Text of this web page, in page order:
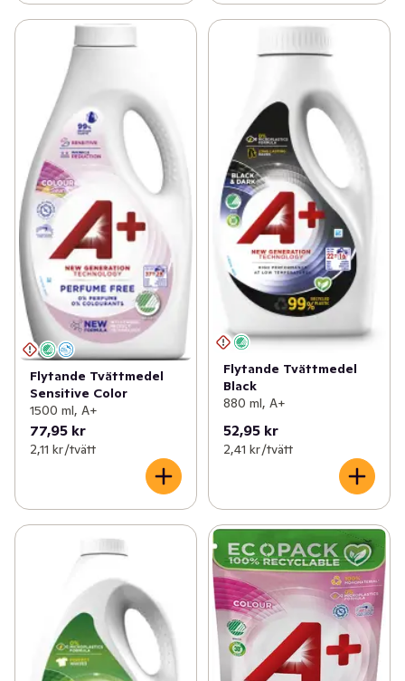
Flytande Tvättmedel
Sensitive Color
1500 ml, A+
77,95 kr
2,11 kr /tvätt
Flytande Tvättmedel
Black
880 ml, A+
52,95 kr
2,41 kr /tvätt